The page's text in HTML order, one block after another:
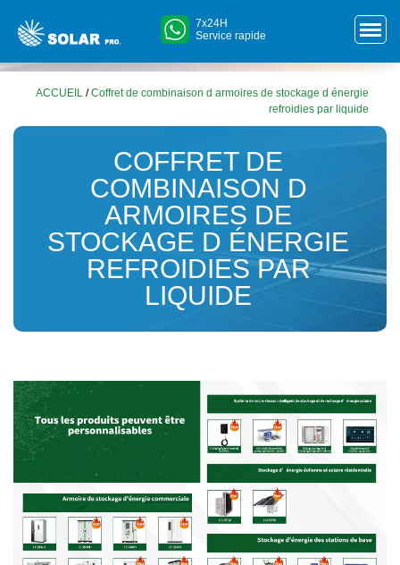
7x24H
Service rapide
ACCUEIL /Coffret de combinaison d armoires de stockage d énergie
refroidies par liquide
COFFRET DE
COMBINAISON D
ARMOIRES DE
STOCKAGE D ÉNERGIE
REFROIDIES PAR
LIQUIDE